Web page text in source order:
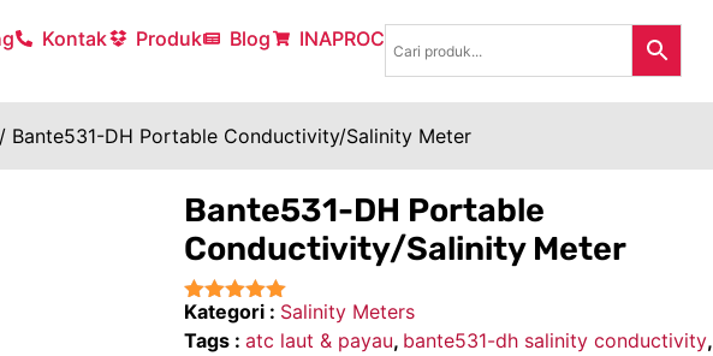
Kontak Produk Blog INAPROC
/ Bante531-DH Portable Conductivity/Salinity Meter
Bante531-DH Portable
Conductivity/Salinity Meter
★★★★★
Kategori : Salinity Meters
Tags : atc laut & payau, bante531-dh salinity conductivity,